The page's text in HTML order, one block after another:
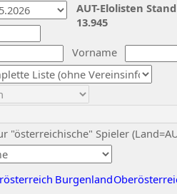
Vorname
"österreichische" Spieler
Burgenland
AUT-Elolisten
13.945